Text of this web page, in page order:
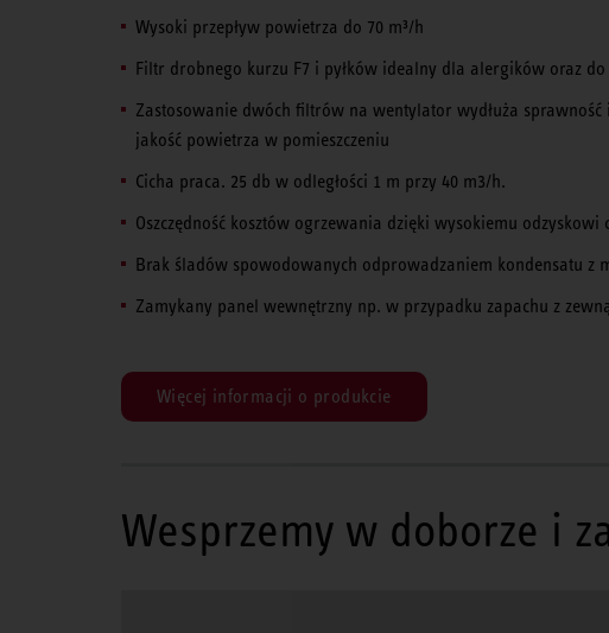
Wysoki przepływ powietrza do 70 m³/h
Filtr drobnego kurzu F7 i pyłków idealny dla alergików oraz do
Zastosowanie dwóch filtrów na wentylator wydłuża
jakość powietrza w pomieszczeniu
Cicha praca. 25 db w odległości 1 m przy 40 m3/h.
Oszczędność kosztów ogrzewania dzięki wysokiemu odzyskowi
Brak śladów spowodowanych odprowadzaniem kondensatu z
Zamykany panel wewnętrzny np. w przypadku zapachu z
Więcej informacji o produkcie
Wesprzemy w doborze i